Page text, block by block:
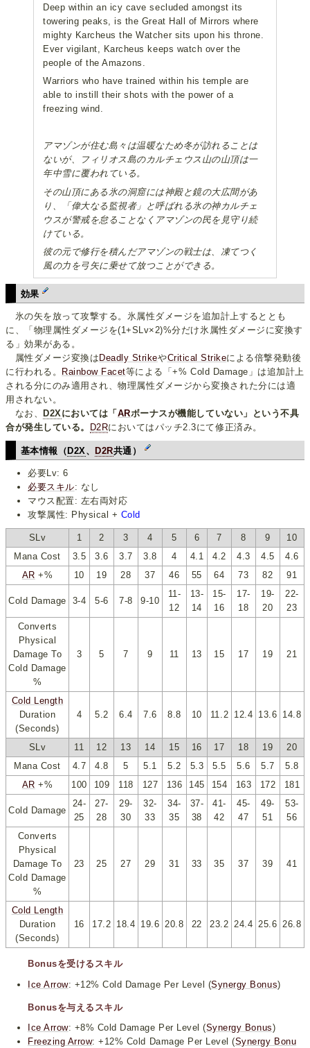
Deep within an icy cave secluded amongst its
towering peaks, is the Great Hall of Mirrors where
mighty Karcheus the Watcher sits upon his throne.
Ever vigilant, Karcheus keeps watch over the
people of the Amazons.
Warriors who have trained within his temple are
able to instill their shots with the power of a
freezing wind.
アマゾンが住む島々は温暖なため冬が訪れることは
ないが、フィリオス島のカルチェウス山の山頂は一
年中雪に覆われている。
その山頂にある氷の洞窟には神殿と鏡の大広間があ
り、「偉大なる監視者」と呼ばれる氷の神カルチェ
ウスが警戒を怠ることなくアマゾンの民を見守り続
けている。
彼の元で修行を積んだアマゾンの戦士は、凍てつく
風の力を弓矢に乗せて放つことができる。
効果
氷の矢を放って攻撃する。氷属性ダメージを追加計上するととも
に、「物理属性ダメージを(1+SLv×2)%分だけ氷属性ダメージに変換す
る」効果がある。
属性ダメージ変換は Deadly StrikeやCritical Strikeによる倍撃発動後
に行われる。
Rainbow Facet等による「+% Cold Damage」は追加計上
される分にのみ適用され、物理属性ダメージから変換された分には適
用されない。
なお、
D2Xにおいては「 ARボーナスが機能していない」という不具
合が発生している。
D2Rにおいてはパッチ2.3にて修正済み。
基本情報（ D2X、 D2R共通）
必要Lv: 6
必要スキル: なし
マウス配置: 左右両対応
攻撃属性: Physical + Cold
SLv 1 2 3 4 5 6 7 8 9
10
Mana Cost
3.5 3.6 3.7 3.8 4 4.1 4.2 4.3 4.5
4.6
AR +% 10 19 28 37 46 55 64 73 82 91
Cold Damage 3-4 5-6 7-8 9-10
11-
12
13-
14
15-
16
17-
18
19-
20
22-
23
Converts
Physical
Damage To
Cold Damage
%
3 5 7 9 11 13 15 17 19 21
Cold Length
Duration
(Seconds)
4 5.2 6.4 7.6 8.8 10 11.2 12.4 13.6 14.8
SLv 11 12 13 14 15 16 17 18 19
20
Mana Cost
4.7 4.8 5 5.1 5.2 5.3 5.5 5.6 5.7
5.8
AR +% 100 109 118 127 136 145 154 163 172 181
Cold Damage
24-
25
27-
28
29-
30
32-
33
34-
35
37-
38
41-
42
45-
47
49-
51
53-
56
Converts
Physical
Damage To
Cold Damage
%
23 25 27 29 31 33 35 37 39 41
Cold Length
Duration
(Seconds)
16 17.2 18.4 19.6 20.8 22 23.2 24.4 25.6 26.8
Bonusを受けるスキル
Ice Arrow: +12% Cold Damage Per Level (Synergy Bonus)
Bonusを与えるスキル
Ice Arrow: +8% Cold Damage Per Level (Synergy Bonus)
Freezing Arrow: +12% Cold Damage Per Level (Synergy Bonu